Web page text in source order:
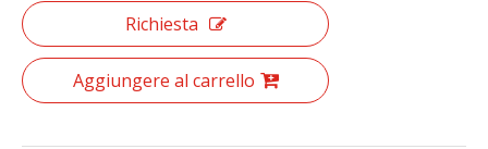
Richiesta
Aggiungere al carrello